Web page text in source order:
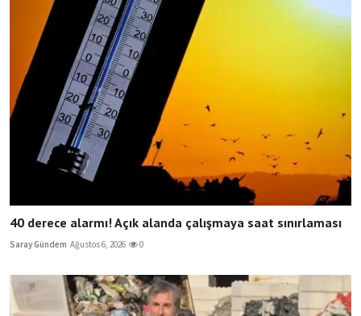
40 derece alarmı! Açık alanda çalışmaya saat sınırlaması
Saray Gündem Ağustos 6, 2026 0